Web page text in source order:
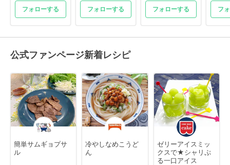
フォローする フォローする フォローする フ
公式ファンページ新着レシピ
簡単サムギョプサ
ル
冷やしなめこうど
ん
ゼリーアイスミッ
クスで★シャリぷ
る一口アイス